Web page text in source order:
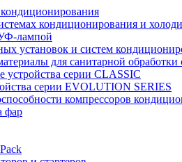
кондиционирования и
лампой
установок и систем
для санитарной
устройства серии CLASSIC
серии EVOLUTION SERIES
компрессоров
фар